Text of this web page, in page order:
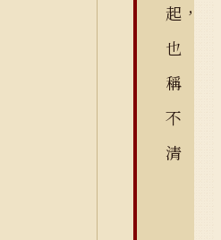
起，
也
稱
不
清